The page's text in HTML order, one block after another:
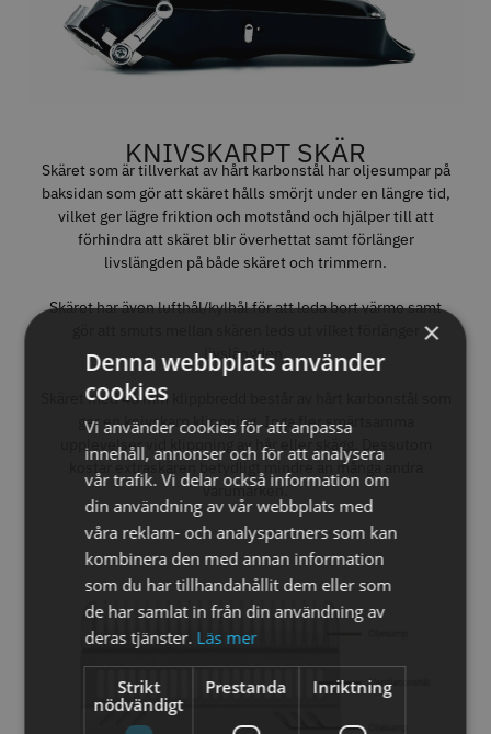
KNIVSKARPT SKÄR
Skäret som är tillverkat av hårt karbonstål har oljesumpar på
baksidan som gör att skäret hålls smörjt under en längre tid,
vilket ger lägre friktion och motstånd och hjälper till att
förhindra att skäret blir överhettat samt förlänger
livslängden på både skäret och trimmern.
Skäret har även lufthål/kylhål för att leda bort värme samt
livslängden.
Skäret med 46 mm klippbredd består av hårt karbonstål som
ger en knivskarp klippning. Inga fler smärtsamma
upplevelser vid klippning av hår eller skägg. Dessutom
kostar extraskären betydligt mindre än många andra
varumärken.
Permanentspole 13 mm x 91
mm blå/grå - 12 st
Köp
JRL - FreshFade 2020C, Gold
Info
Kyone - Grim Reaper I Single
Foil Shaver
569.00 kr
Köp
STORSÄLJARE
WAHL - Cordless Detailer
1999.00 kr1849.00 kr
STORSÄLJARE
×
Denna webbplats använder
cookies
Vi använder cookies för att anpassa
innehåll, annonser och för att analysera
vår trafik. Vi delar också information om
din användning av vår webbplats med
våra reklam- och analyspartners som kan
kombinera den med annan information
som du har tillhandahållit dem eller som
de har samlat in från din användning av
deras tjänster. Läs mer
Strikt
nödvändigt
Prestanda Inriktning